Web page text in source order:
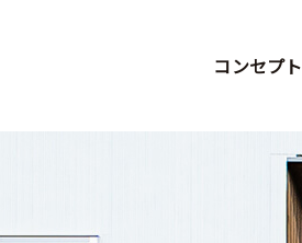
コンセプト